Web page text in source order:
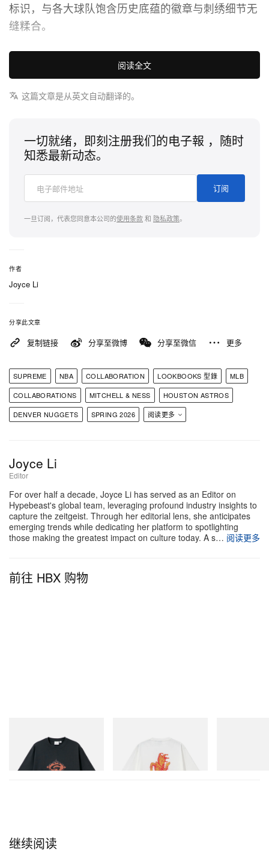
标识，与各大球队饱含历史底蕴的徽章与刺绣细节无
缝糅合。
除多款夹克之外，这个胶囊系列还为暖季打造了一整
套从头到脚的完整穿搭方案。Heavyweight
Sweaters、经典 Zip-Up Hooded Sweatshirts 以及复
的粉丝提供多样化叠穿选择。配饰同样功不可没——
联名款 Mitchell & Ness 头带与经典 New Era fitted
帽进一步勾勒并强化整体的复古氛围。
系列中最具辨识度的，莫过于多款以球队为灵感打造
的丹宁单品。Supreme 延续广受追捧的图案裤路
围的 Washington Bullets Baggy Denim Short。同
时，经典 Teams Sweatpants 与 Basketball Shorts
全新 Mitchell & Ness x Supreme 2026 春季联名系列
将于 5 月 21 日发售，亚洲地区则将于 5 月 23 日通
阅读全文
这篇文章是从英文自动翻译的。
一切就绪，即刻注册我们的电子報 ，随时
知悉最新动态。
订阅
一旦订阅，代表您同意本公司的使用条款和 隐私政策。
作者
Joyce Li
分享此文章
复制链接 分享至微博 分享至微信 更多
SUPREME NBA COLLABORATION LOOKBOOKS 型錄
MLB
COLLABORATIONS
MITCHELL & NESS
HOUSTON ASTROS
DENVER NUGGETS
SPRING 2026 阅读更多
Joyce Li
Editor
For over half a decade, Joyce Li has served as an Editor on
Hypebeast's global team, leveraging profound industry insights to
capture the zeitgeist. Through her editorial lens, she anticipates
emerging trends while dedicating her platform to spotlighting
those making the greatest impact on culture today. A s… 阅读更多
前往 HBX 购物
Flame Tee
立刻购入
继续阅读